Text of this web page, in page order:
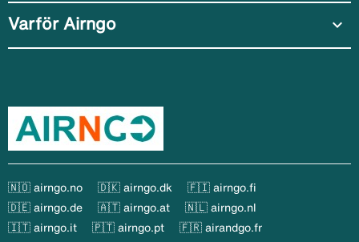
Varför Airngo expand_more
🇳🇴 airngo.no 🇩🇰 airngo.dk
🇫🇮 airngo.fi
🇩🇪 airngo.de
🇦🇹 airngo.at
🇳🇱 airngo.nl
🇮🇹 airngo.it
🇵🇹 airngo.pt 🇫🇷 airandgo.fr